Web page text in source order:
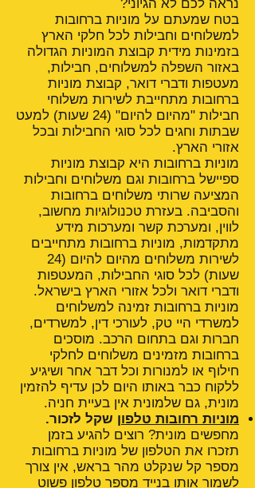
נראה לכם לא הגיוני?
בטח שמעתם על מוניות ברחובות
למשלוחים וחבילות לכל חלקי הארץ
בזמינות מידית קבוצת המוניות הגדולה
באזור השפלה למשלוחים, חבילות,
מעטפות ודברי דואר, קבוצת מוניות
ברחובות מתחייבת לשירות משלוחי
חבילות "מהיום להיום" (24 שעות) למעט
שבתות וחגים לכל סוגי החבילות ובכל
אזורי הארץ.
מוניות ברחובות היא קבוצת מוניות
ספיישל ברחובות וגם משלוחים וחבילות
המציעה שרותי משלוחים ברחובות
והסביבה. בעזרת טכנולוגיות מחשוב,
לווין, ומערכת קשר ומערכות מידע
מתקדמות, מוניות ברחובות מתחייבים
לשירות משלוחים מהיום להיום (24
שעות) לכל סוגי החבילות, המעטפות
ודברי דואר ולכל אזורי הארץ בישראל.
מוניות ברחובות זמינה למשלוחים
למשרדי היי טק, לעורכי דין, למשרדים,
חברות וגם בתחום הרכב. מוסכים
ברחובות מזמינים משלוחים לחלקי
חילוף או למנורות וכל דבר אחר ושיגיע
ללקוח כבר באותו היום לכן עדיף להזמין
מונית, גם שלמונית אין בעיית חניה.
מוניות רחובות טלפון שקל לזכור.
מחפשים מונית? רוצים להגיע בזמן
תזכרו את הטלפון של מוניות ברחובות
מספר קל שנקלט מהר בראש, אין צורך
לשמור אותו בנייד מספר טלפון פשוט